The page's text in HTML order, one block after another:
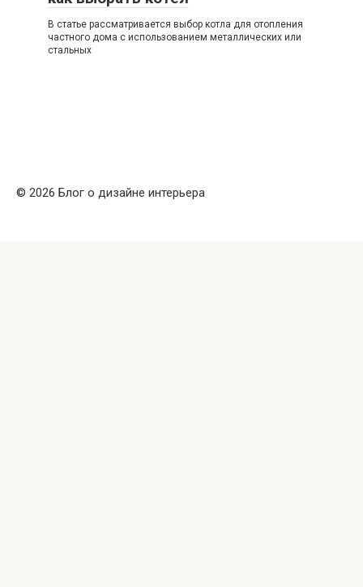
В статье рассматривается выбор котла для отопления
частного дома с использованием металлических или
стальных
© 2026 Блог о дизайне интерьера